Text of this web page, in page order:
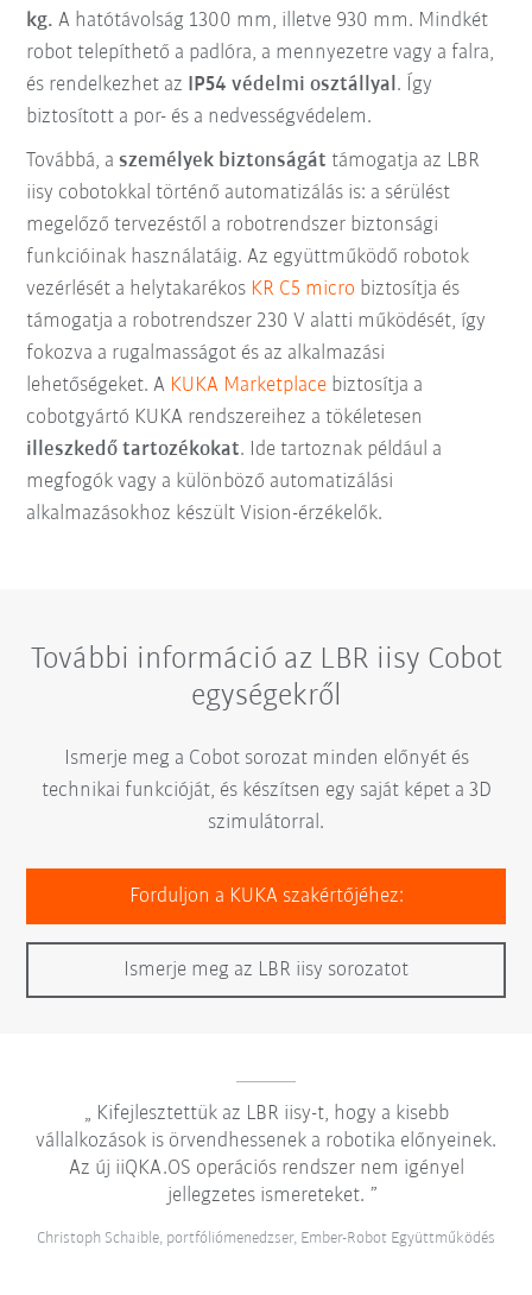
kg. A hatótávolság 1300 mm, illetve 930 mm. Mindkét
robot telepíthető a padlóra, a mennyezetre vagy a falra,
és rendelkezhet az IP54 védelmi osztállyal. Így
biztosított a por- és a nedvességvédelem.
Továbbá, aszemélyek biztonságát támogatja az LBR
iisy cobotokkal történő automatizálás is: a sérülést
megelőző tervezéstől a robotrendszer biztonsági
funkcióinak használatáig. Az együttműködő robotok
vezérlését a helytakarékos KR C5 micro biztosítja és
támogatja a robotrendszer 230 V alatti működését, így
fokozva a rugalmasságot és az alkalmazási
lehetőségeket. A KUKA Marketplace biztosítja a
cobotgyártó KUKA rendszereihez a tökéletesen
illeszkedő tartozékokat. Ide tartoznak például a
megfogók vagy a különböző automatizálási
alkalmazásokhoz készült Vision-érzékelők.
További információ az LBR iisy Cobot
egységekről
Ismerje meg a Cobot sorozat minden előnyét és
technikai funkcióját, és készítsen egy saját képet a 3D
szimulátorral.
Forduljon a KUKA szakértőjéhez:
Ismerje meg az LBR iisy sorozatot
Kifejlesztettük az LBR iisy-t, hogy a kisebb
vállalkozások is örvendhessenek a robotika előnyeinek.
Az új iiQKA.OS operációs rendszer nem igényel
jellegzetes ismereteket.
Christoph Schaible, portfóliómenedzser, Ember-Robot Együttműködés